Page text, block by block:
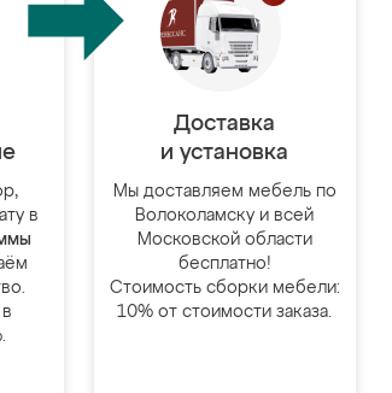
в
Доставка
и установка
Мы доставляем мебель по
Волоколамску и всей
Московской области
бесплатно!
Стоимость сборки мебели:
10% от стоимости заказа.